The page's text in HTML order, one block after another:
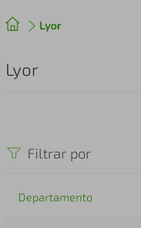
Lyor
Lyor
Filtrar por
Departamento